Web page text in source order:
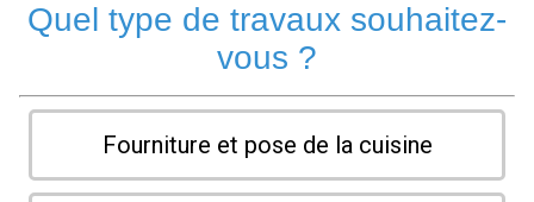
Quel type de travaux souhaitez-
vous ?
Fourniture et pose de la cuisine